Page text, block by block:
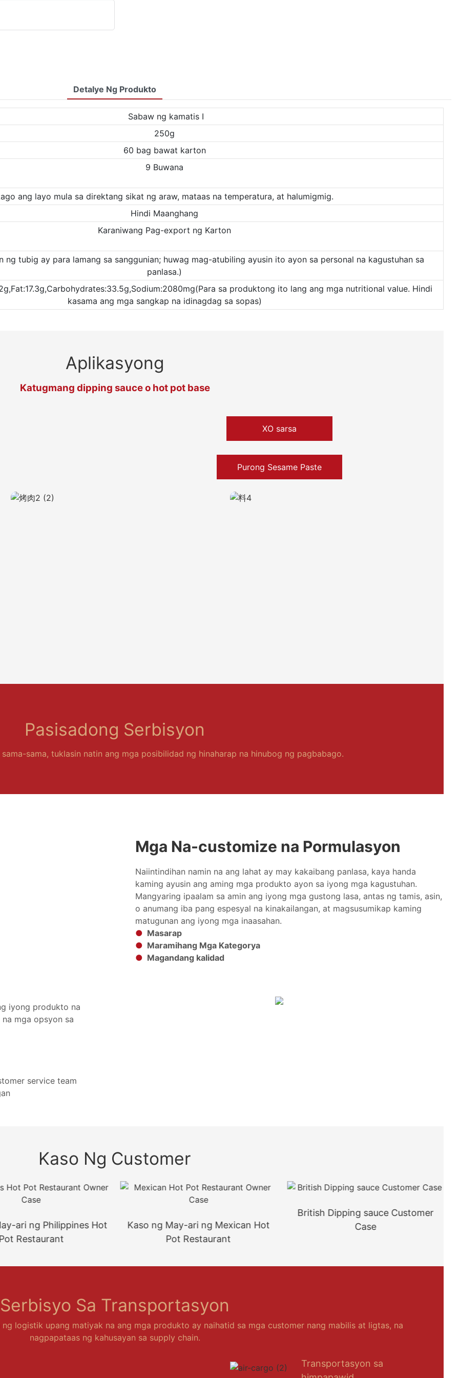
Detalye Ng Produkto
Sabaw ng kamatis Ⅰ
250g
60 bag bawat karton
9 Buwana
ang layo mula sa direktang sikat ng araw, mataas na temperatura, at halumigmig.
Hindi Maanghang
Karaniwang Pag-export ng Karton
ng tubig ay para lamang sa sanggunian; huwag mag-atubiling ayusin ito ayon sa personal na kagustuhan sa
panlasa.)
sa produktong ito lang ang mga nutritional value. Hindi
kasama ang mga sangkap na idinagdag sa sopas)
Aplikasyong
Katugmang dipping sauce o hot pot base
XO sarsa
Purong Sesame Paste
Pasisadong Serbisyon
sama, tuklasin natin ang mga posibilidad ng hinaharap na hinubog ng pagbabago.
Mga Na-customize na Pormulasyon
Naiintindihan namin na ang lahat ay may kakaibang panlasa, kaya handa
kaming ayusin ang aming mga produkto ayon sa iyong mga kagustuhan.
Mangyaring ipaalam sa amin ang iyong mga gustong lasa, antas ng tamis, asin,
o anumang iba pang espesyal na kinakailangan, at magsusumikap kaming
matugunan ang iyong mga inaasahan.
● Masarap
● Maramihang Mga Kategorya
● Magandang kalidad
iyong produkto na
mga opsyon sa
service team
Kaso Ng Customer
ari ng Philippines Hot
Restaurant
Kaso ng May-ari ng Mexican Hot
Pot Restaurant
British Dipping sauce Customer
Case
Serbisyo Sa Transportasyon
logistik upang matiyak na ang mga produkto ay naihatid sa mga customer nang mabilis at ligtas, na
nagpapataas ng kahusayan sa supply chain.
Transportasyon sa